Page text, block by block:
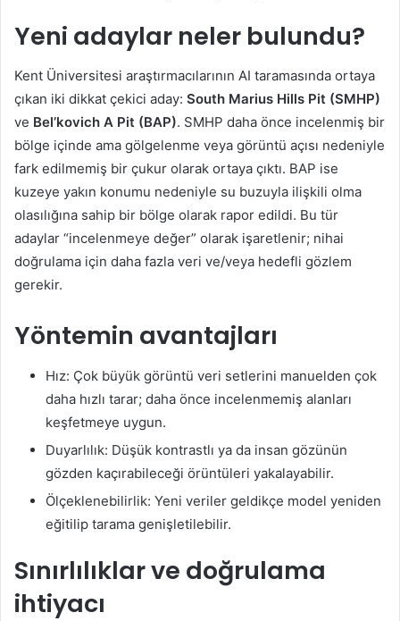
Yeni adaylar neler bulundu?
Kent Üniversitesi araştırmacılarının AI taramasında ortaya
çıkan iki dikkat çekici aday: South Marius Hills Pit (SMHP)
ve Bel’kovich A Pit (BAP). SMHP daha önce incelenmiş bir
bölge içinde ama gölgelenme veya görüntü açısı nedeniyle
fark edilmemiş bir çukur olarak ortaya çıktı. BAP ise
kuzeye yakın konumu nedeniyle su buzuyla ilişkili olma
olasılığına sahip bir bölge olarak rapor edildi. Bu tür
adaylar “incelenmeye değer” olarak işaretlenir; nihai
doğrulama için daha fazla veri ve/veya hedefli gözlem
gerekir.
Yöntemin avantajları
Hız: Çok büyük görüntü veri setlerini manuelden çok
daha hızlı tarar; daha önce incelenmemiş alanları
keşfetmeye uygun.
Duyarlılık: Düşük kontrastlı ya da insan gözünün
gözden kaçırabileceği örüntüleri yakalayabilir.
Ölçeklenebilirlik: Yeni veriler geldikçe model yeniden
eğitilip tarama genişletilebilir.
Sınırlılıklar ve doğrulama
ihtiyacı